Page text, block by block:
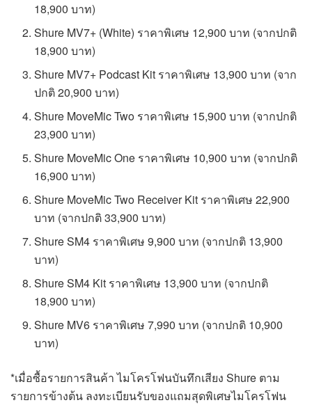
18,900 บาท)
Shure MV7+ (White) ราคาพิเศษ 12,900 บาท (จากปกติ
18,900 บาท)
Shure MV7+ Podcast Kit ราคาพิเศษ 13,900 บาท (จาก
ปกติ 20,900 บาท)
Shure MoveMic Two ราคาพิเศษ 15,900 บาท (จากปกติ
23,900 บาท)
Shure MoveMic One ราคาพิเศษ 10,900 บาท (จากปกติ
16,900 บาท)
Shure MoveMic Two Receiver Kit ราคาพิเศษ 22,900
บาท (จากปกติ 33,900 บาท)
Shure SM4 ราคาพิเศษ 9,900 บาท (จากปกติ 13,900
บาท)
Shure SM4 Kit ราคาพิเศษ 13,900 บาท (จากปกติ
18,900 บาท)
Shure MV6 ราคาพิเศษ 7,990 บาท (จากปกติ 10,900
บาท)
*เมื่อซื้อรายการสินค้า ไมโครโฟนบันทึกเสียง Shure ตาม
รายการข้างต้น ลงทะเบียนรับของแถมสุดพิเศษไมโครโฟน